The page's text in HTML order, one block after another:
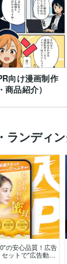
向け漫画制作
商品紹介）
ランディ
の安心品質！広告
ットで"広告動